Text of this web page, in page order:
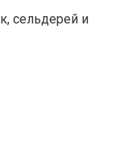
сельдерей и